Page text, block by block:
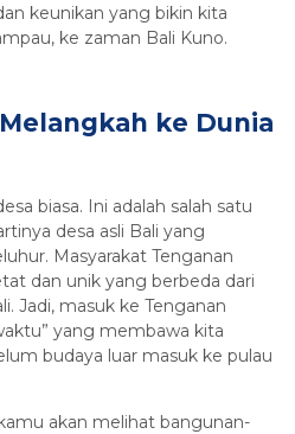
keunikan yang bikin kita
ke zaman Bali Kuno.
ke Dunia
biasa. Ini adalah salah satu
desa asli Bali yang
Masyarakat Tenganan
dan unik yang berbeda dari
Jadi, masuk ke Tenganan
yang membawa kita
budaya luar masuk ke pulau
akan melihat bangunan-